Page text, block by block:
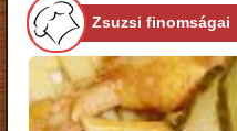
Zsuzsi finomságai